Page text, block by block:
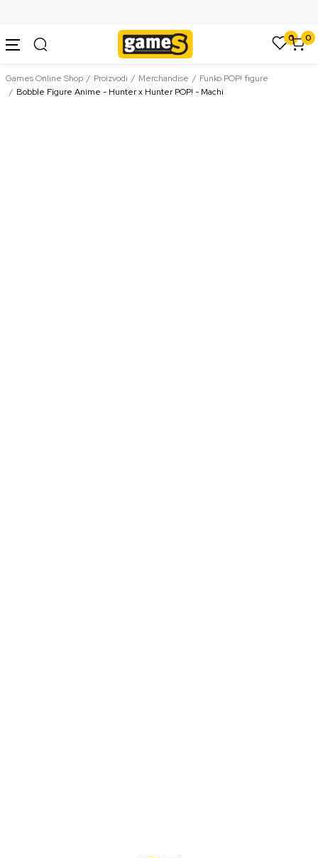
0 0
Games Online Shop Proizvodi Merchandise
Funko POP! figure
Bobble Figure Anime - Hunter x Hunter POP! - Machi